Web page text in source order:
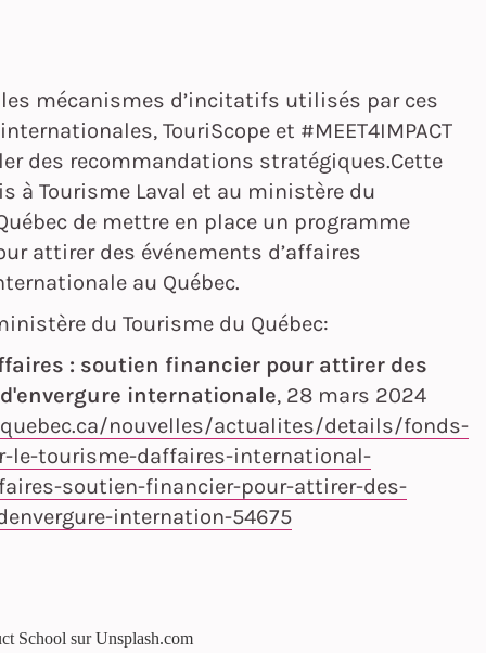
mécanismes d’incitatifs utilisés par ces
TouriScope et #MEET4IMPACT
des recommandations stratégiques.Cette
à Tourisme Laval et au ministère du
de mettre en place un programme
attirer des événements d’affaires
au Québec.
du Tourisme du Québec:
: soutien financier pour attirer des
internationale, 28 mars 2024
nouvelles/actualites/details/fonds-
le-tourisme-daffaires-international-
soutien-financier-pour-attirer-des-
internation-54675
School sur Unsplash.com